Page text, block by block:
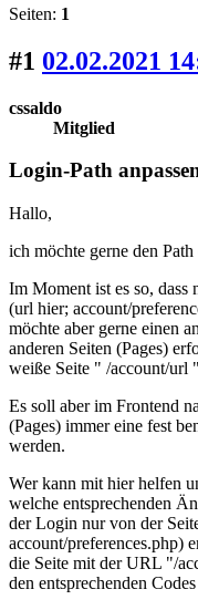
Seiten: 1
#1 02.02.2021
cssaldo
Mitglied
Login-Path
Hallo,
ich möchte gerne den
Im Moment ist es so,
(url hier; account/
möchte aber gerne einen
anderen Seiten (Pages)
weiße Seite " /account/url
Es soll aber im Frontend
(Pages) immer eine fest
werden.
Wer kann mit hier helfen
welche entsprechenden
der Login nur von der
account/preferences.php)
die Seite mit der URL "/
den entsprechenden